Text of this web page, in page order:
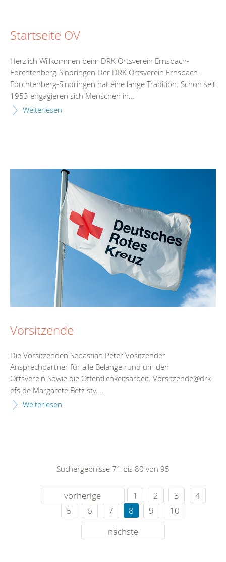
Startseite OV
Herzlich Willkommen beim DRK Ortsverein Ernsbach-
Forchtenberg-Sindringen Der DRK Ortsverein Ernsbach-
Forchtenberg-Sindringen hat eine lange Tradition. Schon seit
1953 engagieren sich Menschen in...
Weiterlesen
Vorsitzende
Die Vorsitzenden Sebastian Peter Vositzender
Ansprechpartner für alle Belange rund um den
Ortsverein.Sowie die Öffentlichkeitsarbeit. Vorsitzende@drk-
efs.de Margarete Betz stv....
Weiterlesen
Suchergebnisse 71 bis 80 von 95
vorherige 1 2 3
4
5
6 7 8 9
10
nächste